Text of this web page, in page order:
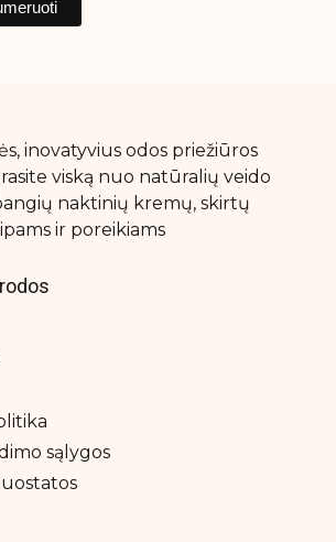
inovatyvius odos priežiūros
viską nuo natūralių veido
naktinių kremų, skirtų
ir poreikiams
sąlygos